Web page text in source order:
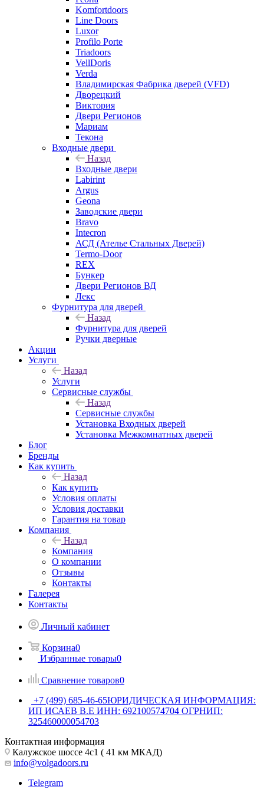
Komfortdoors
Line Doors
Luxor
Profilo Porte
Triadoors
VellDoris
Verda
Владимирская Фабрика дверей (VFD)
Дворецкий
Виктория
Двери Регионов
Мариам
Текона
Входные двери
Назад
Входные двери
Labirint
Argus
Geona
Заводские двери
Bravo
Intecron
АСД (Ателье Стальных Дверей)
Termo-Door
REX
Бункер
Двери Регионов ВД
Лекс
Фурнитура для дверей
Назад
Фурнитура для дверей
Ручки дверные
Акции
Услуги
Назад
Услуги
Сервисные службы
Назад
Сервисные службы
Установка Входных дверей
Установка Межкомнатных дверей
Блог
Бренды
Как купить
Назад
Как купить
Условия оплаты
Условия доставки
Гарантия на товар
Компания
Назад
Компания
О компании
Отзывы
Контакты
Галерея
Контакты
Личный кабинет
Корзина0
Избранные товары0
Сравнение товаров0
+7 (499) 685-46-65ЮРИДИЧЕСКАЯ ИНФОРМАЦИЯ:
ИП ИСАЕВ В.Е ИНН: 692100574704 ОГРНИП:
325460000054703
Контактная информация
Калужское шоссе 4с1 ( 41 км МКАД)
info@volgadoors.ru
Telegram